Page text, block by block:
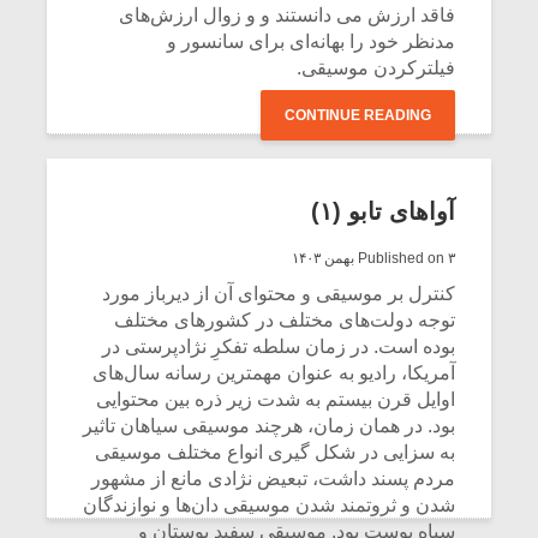
فاقد ارزش می دانستند و و زوال ارزش‌های
مدنظر خود را بهانه‌ای برای سانسور و
فیلترکردن موسیقی.
CONTINUE READING
آواهای تابو (۱)
Published on ۳ بهمن ۱۴۰۳
کنترل بر موسیقی و محتوای آن از دیرباز مورد
توجه دولت‌های مختلف در کشور‌های مختلف
بوده است. در زمان سلطه تفکرِ نژادپرستی در
آمریکا، رادیو به عنوان مهمترین رسانه سال‌های
اوایل قرن بیستم به شدت زیر ذره بین محتوایی
بود. در همان زمان، هرچند موسیقی سیاهان تاثیر
به سزایی در شکل گیری انواع مختلف موسیقی
مردم پسند داشت، تبعیض نژادی مانع از مشهور
شدن و ثروتمند شدن موسیقی دان‌ها و نوازندگان
سیاه پوست بود. موسیقی سفید پوستان و